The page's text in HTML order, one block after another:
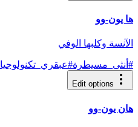
ها يون-وو
الآنسة وكلبها الوفي
# أنثى_مسيطرة#عبقري_تكنولوجيا
Edit options
هان يون-وو